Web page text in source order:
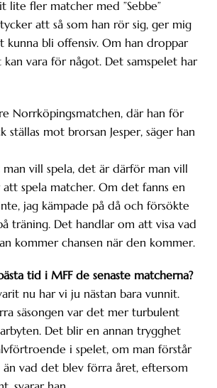
lite fler matcher med ”Sebbe”
att så som han rör sig, ger mig
bli offensiv. Om han droppar
vara för något. Det samspelet har
Norrköpingsmatchen, där han för
ställas mot brorsan Jesper, säger han
vill spela, det är därför man vill
spela matcher. Om det fanns en
jag kämpade på då och försökte
träning. Det handlar om att visa vad
kommer chansen när den kommer.
tid i MFF de senaste matcherna?
nu har vi ju nästan bara vunnit.
säsongen var det mer turbulent
Det blir en annan trygghet
i spelet, om man förstår
vad det blev förra året, eftersom